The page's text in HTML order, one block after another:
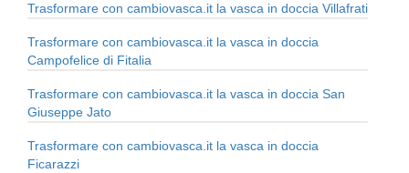
Trasformare con cambiovasca.it la vasca in doccia Villafrati
Trasformare con cambiovasca.it la vasca in doccia
Campofelice di Fitalia
Trasformare con cambiovasca.it la vasca in doccia San
Giuseppe Jato
Trasformare con cambiovasca.it la vasca in doccia
Ficarazzi